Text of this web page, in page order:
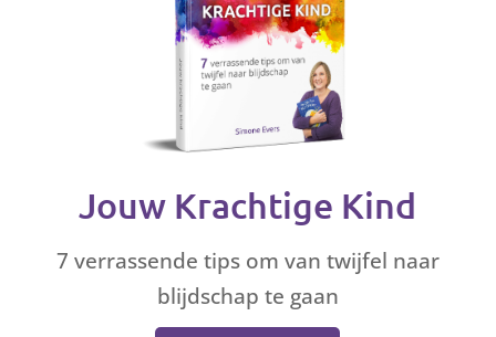
Jouw Krachtige Kind
7 verrassende tips om van twijfel naar
blijdschap te gaan